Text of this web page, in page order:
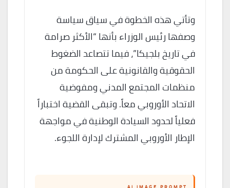
وتأتي هذه الخطوة في سياق سياسة
وصفها رئيس الوزراء بأنها “الأكثر صرامة
في تاريخ بلجيكا”، فيما تتصاعد الضغوط
الحقوقية والقانونية على الحكومة من
منظمات المجتمع المدني ومفوضية
الاتحاد الأوروبي معاً. وتبقى القضية اختباراً
فعلياً لحدود السيادة الوطنية في مواجهة
الإطار الأوروبي المشترك لإدارة اللجوء.